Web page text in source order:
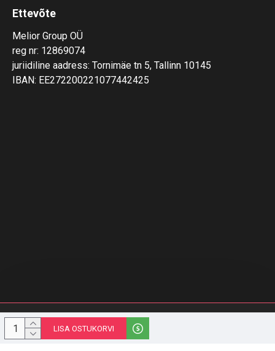
LISA OSTUKORVI
Ettevõte
Melior Group OÜ
reg nr: 12869074
juriidiline aadress: Tornimäe tn 5, Tallinn 10145
IBAN: EE272200221077442425
© 1996-2023 Melior Group OÜ | stiilipidu.ee | Kõik õigused kaitstud